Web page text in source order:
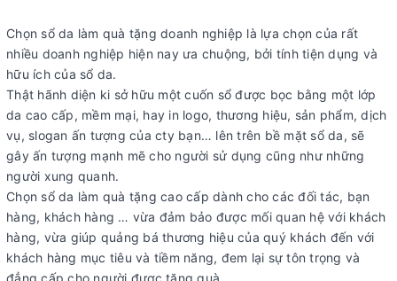
Chọn sổ da làm quà tặng doanh nghiệp là lựa chọn của rất
nhiều doanh nghiệp hiện nay ưa chuộng, bởi tính tiện dụng và
hữu ích của sổ da.
Thật hãnh diện ki sở hữu một cuốn sổ được bọc bằng một lớp
da cao cấp, mềm mại, hay in logo, thương hiệu, sản phẩm, dịch
vụ, slogan ấn tượng của cty bạn… lên trên bề mặt sổ da, sẽ
gây ấn tượng mạnh mẽ cho người sử dụng cũng như những
người xung quanh.
Chọn sổ da làm quà tặng cao cấp dành cho các đối tác, bạn
hàng, khách hàng … vừa đảm bảo được mối quan hệ với khách
hàng, vừa giúp quảng bá thương hiệu của quý khách đến với
khách hàng mục tiêu và tiềm năng, đem lại sự tôn trọng và
đẳng cấp cho người được tặng quà.